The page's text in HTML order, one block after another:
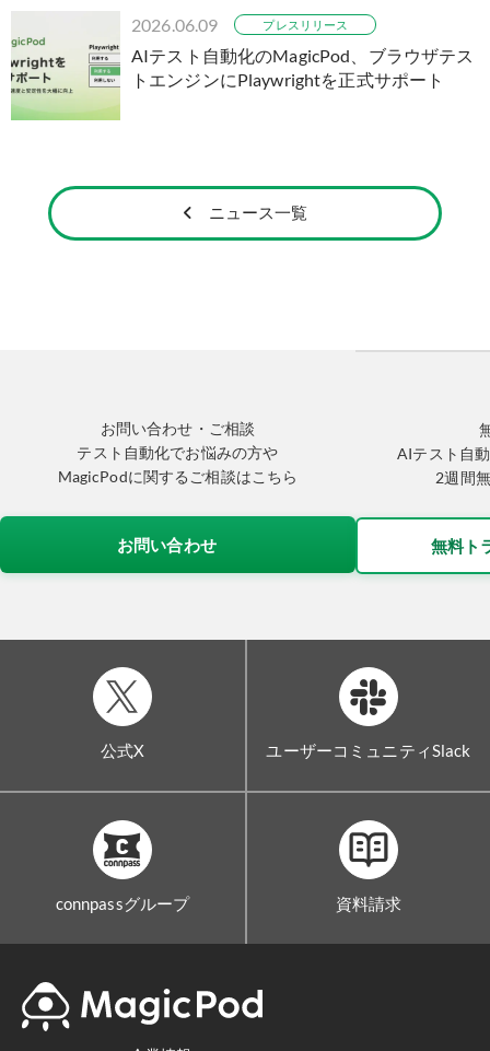
2026.06.09
プレスリリース
AIテスト自動化のMagicPod、ブラウザテス
トエンジンにPlaywrightを正式サポート
ニュース一覧
お問い合わせ・ご相談
テスト自動化でお悩みの方や
MagicPodに関するご相談はこちら
お問い合わせ
AIテスト自
2週間
無料ト
公式X ユーザーコミュニティSlack
connpassグループ 資料請求